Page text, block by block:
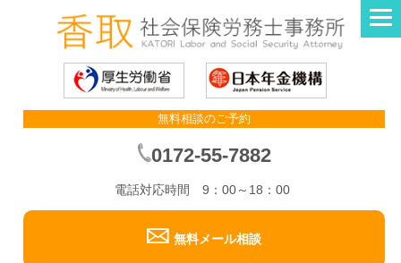
無料相談のご予約
0172-55-7882
電話対応時間 9：00～18：00
無料メール相談